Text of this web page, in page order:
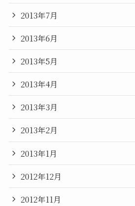
2013年7月
2013年6月
2013年5月
2013年4月
2013年3月
2013年2月
2013年1月
2012年12月
2012年11月